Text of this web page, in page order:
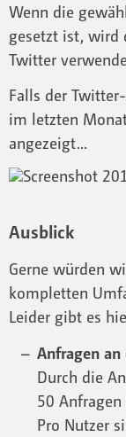
Wenn die
gesetzt ist, wird
Twitter
Falls der
im letzten
angezeigt...
Ausblick
Gerne würden
kompletten
Leider gibt es
Anfragen
Durch die
50
Pro Nutzer